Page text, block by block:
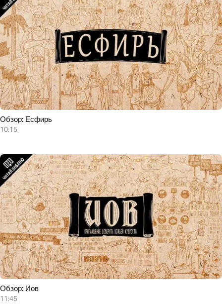
Обзор: Есфирь
10:15
Обзор: Иов
11:45